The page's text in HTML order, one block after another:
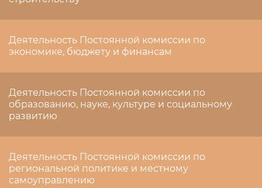
Деятельность Постоянной комиссии по
экономике, бюджету и финансам
Деятельность Постоянной комиссии по
образованию, науке, культуре и социальному
развитию
Деятельность Постоянной комиссии по
региональной политике и местному
самоуправлению